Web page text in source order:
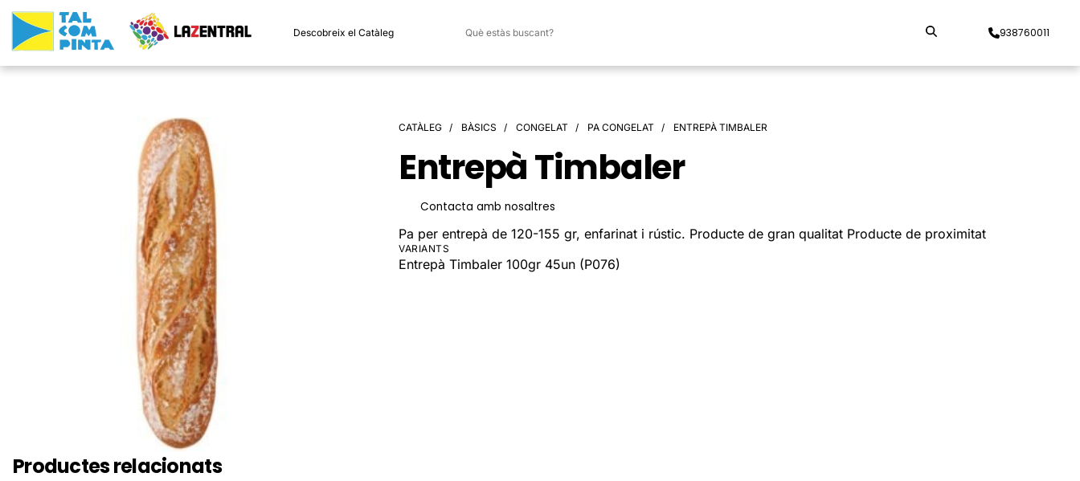
Descobreix el Catàleg 938760011
CATÀLEG BÀSICS CONGELAT PA CONGELAT ENTREPÀ TIMBALER
Entrepà Timbaler
Contacta amb nosaltres
Pa per entrepà de 120-155 gr, enfarinat i rústic. Producte de gran qualitat Producte de proximitat
VARIANTS
Entrepà Timbaler 100gr 45un (P076)
Productes relacionats